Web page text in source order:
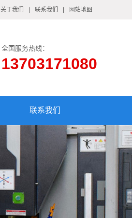
关于我们 联系我们 网站地图
全国服务热线：
13703171080
联系我们